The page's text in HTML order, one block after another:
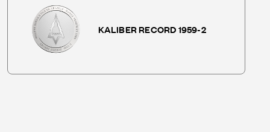
KALIBER RECORD 1959-2